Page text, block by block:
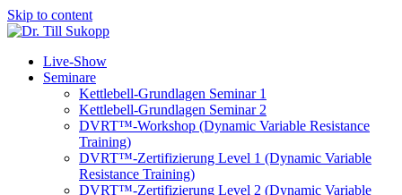
Skip to content
Live-Show
Seminare
Kettlebell-Grundlagen Seminar 1
Kettlebell-Grundlagen Seminar 2
DVRT™-Workshop (Dynamic Variable Resistance
Training)
DVRT™-Zertifizierung Level 1 (Dynamic Variable
Resistance Training)
DVRT™-Zertifizierung Level 2 (Dynamic Variable